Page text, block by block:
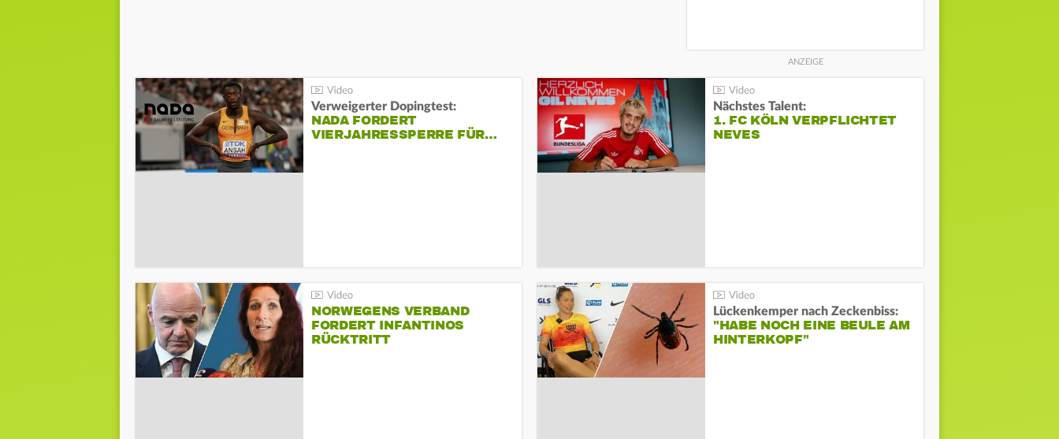
Verweigerter Dopingtest:
NADA FORDERT
VIERJAHRESSPERRE FÜR…
Nächstes Talent:
1. FC KÖLN VERPFLICHTET
NEVES
NORWEGENS VERBAND
FORDERT INFANTINOS
RÜCKTRITT
Lückenkemper nach Zeckenbiss:
"HABE NOCH EINE BEULE AM
HINTERKOPF"